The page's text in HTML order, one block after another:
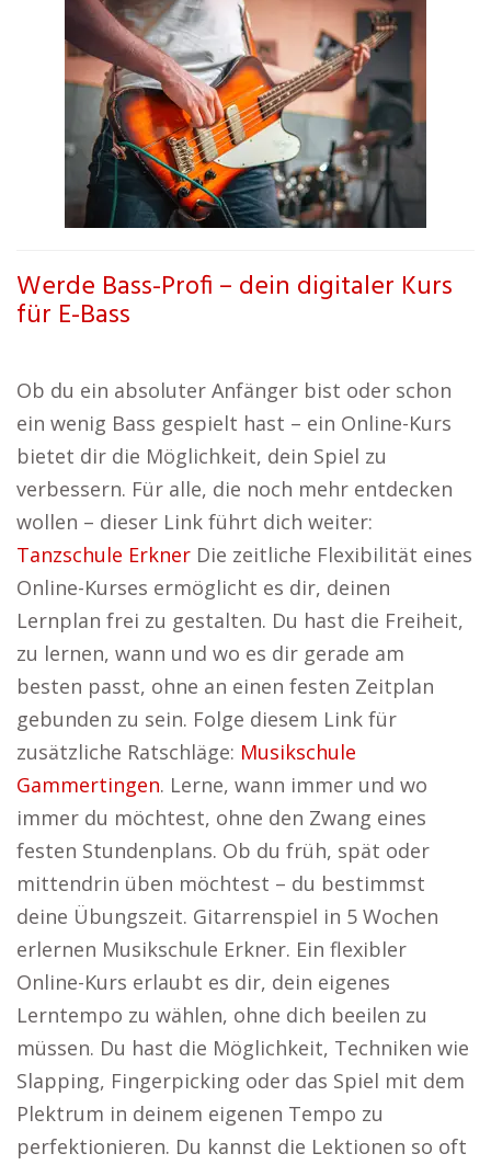
Werde Bass-Profi – dein digitaler Kurs
für E-Bass
Ob du ein absoluter Anfänger bist oder schon
ein wenig Bass gespielt hast – ein Online-Kurs
bietet dir die Möglichkeit, dein Spiel zu
verbessern. Für alle, die noch mehr entdecken
wollen – dieser Link führt dich weiter:
Tanzschule Erkner Die zeitliche Flexibilität eines
Online-Kurses ermöglicht es dir, deinen
Lernplan frei zu gestalten. Du hast die Freiheit,
zu lernen, wann und wo es dir gerade am
besten passt, ohne an einen festen Zeitplan
gebunden zu sein. Folge diesem Link für
zusätzliche Ratschläge: Musikschule
Gammertingen. Lerne, wann immer und wo
immer du möchtest, ohne den Zwang eines
festen Stundenplans. Ob du früh, spät oder
mittendrin üben möchtest – du bestimmst
deine Übungszeit. Gitarrenspiel in 5 Wochen
erlernen Musikschule Erkner. Ein flexibler
Online-Kurs erlaubt es dir, dein eigenes
Lerntempo zu wählen, ohne dich beeilen zu
müssen. Du hast die Möglichkeit, Techniken wie
Slapping, Fingerpicking oder das Spiel mit dem
Plektrum in deinem eigenen Tempo zu
perfektionieren. Du kannst die Lektionen so oft